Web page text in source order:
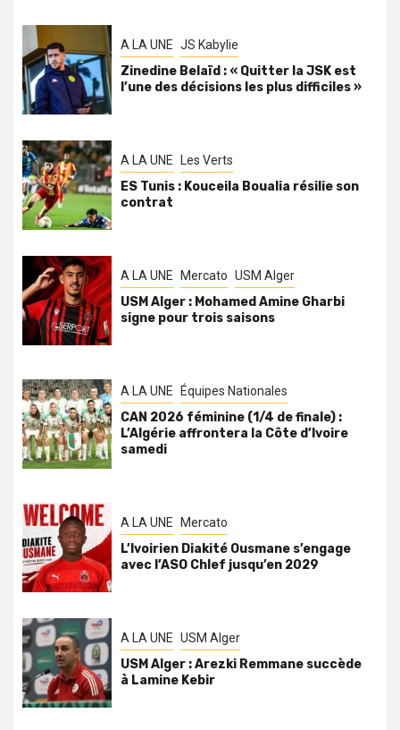
A LA UNE JS Kabylie
Zinedine Belaïd : « Quitter la JSK est
l’une des décisions les plus difficiles »
A LA UNE Les Verts
ES Tunis : Kouceila Boualia résilie son
contrat
A LA UNE Mercato USM Alger
USM Alger : Mohamed Amine Gharbi
signe pour trois saisons
A LA UNE Équipes Nationales
CAN 2026 féminine (1/4 de finale) :
L’Algérie affrontera la Côte d’Ivoire
samedi
A LA UNE Mercato
L’Ivoirien Diakité Ousmane s’engage
avec l’ASO Chlef jusqu’en 2029
A LA UNE USM Alger
USM Alger : Arezki Remmane succède
à Lamine Kebir